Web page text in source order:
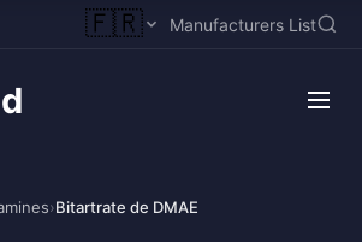
🇫🇷 Manufacturers List
›Bitartrate de DMAE